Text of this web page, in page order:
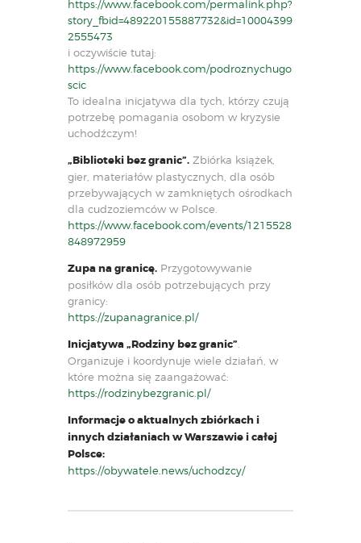
https://www.facebook.com/permalink.php?
story_fbid=489220155887732&id=10004399
2555473
i oczywiście tutaj:
https://www.facebook.com/podroznychugo
scic
To idealna inicjatywa dla tych, którzy czują
potrzebę pomagania osobom w kryzysie
uchodźczym!
„Biblioteki bez granic”. Zbiórka książek,
gier, materiałów plastycznych, dla osób
przebywających w zamkniętych ośrodkach
dla cudzoziemców w Polsce.
https://www.facebook.com/events/1215528
848972959
Zupa na granicę. Przygotowywanie
posiłków dla osób potrzebujących przy
granicy:
https://zupanagranice.pl/
Inicjatywa „Rodziny bez granic”
Organizuje i koordynuje wiele działań, w
które można się zaangażować:
https://rodzinybezgranic.pl/
Informacje o aktualnych zbiórkach i
innych działaniach w Warszawie i całej
Polsce:
https://obywatele.news/uchodzcy/